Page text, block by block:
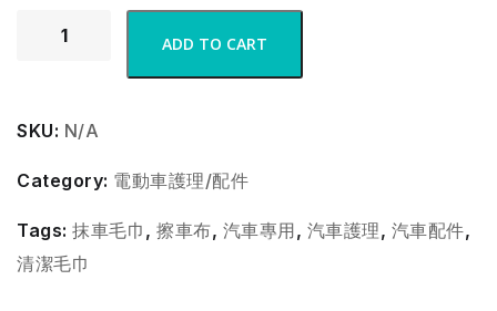
ADD TO CART
SKU: N/A
Category: 電動車護理/配件
Tags: 抹車毛巾 , 擦車布, 汽車專用 , 汽車護理, 汽車配件,
清潔毛巾